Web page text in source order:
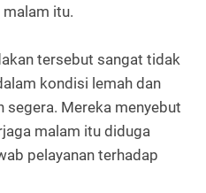
itu.
tersebut sangat tidak
kondisi lemah dan
segera. Mereka menyebut
malam itu diduga
pelayanan terhadap